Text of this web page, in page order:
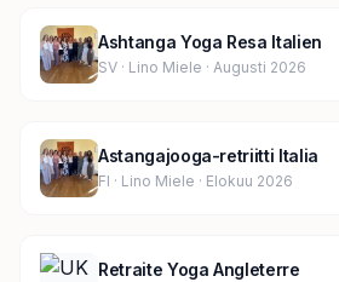
Ashtanga Yoga Resa Italien
SV · Lino Miele · Augusti 2026
Astangajooga-retriitti Italia
FI · Lino Miele · Elokuu 2026
Retraite Yoga Angleterre